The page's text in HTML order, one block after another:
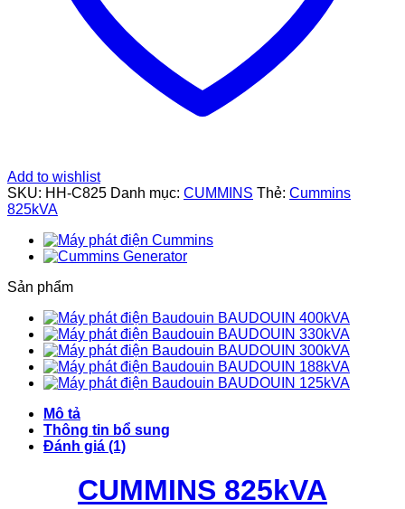
Add to wishlist
SKU: HH-C825 Danh mục: CUMMINS Thẻ: Cummins
825kVA
Sản phẩm
BAUDOUIN 400kVA
BAUDOUIN 330kVA
BAUDOUIN 300kVA
BAUDOUIN 188kVA
BAUDOUIN 125kVA
Mô tả
Thông tin bổ sung
Đánh giá (1)
CUMMINS 825kVA